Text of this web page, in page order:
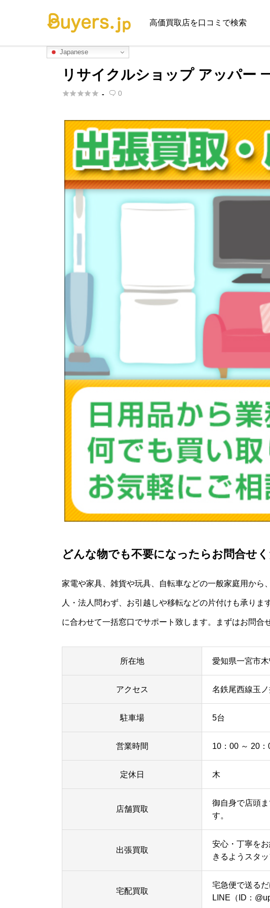
高価買取店を口コミで検索
Japanese
リサイクルショップ アッパー
 -  0
どんな物でも不要になったらお問合せ
家電や家具、雑貨や玩具、自転車などの一般家庭用か
人・法人問わず、お引越しや移転などの片付けも承り
に合わせて一括窓口でサポート致します。まずはお問合
所在地 愛知県一宮市
アクセス 名鉄尾西線玉
駐車場 5台
営業時間 10：00 ～ 20：
定休日 木
店舗買取
御自身で店頭
す。
出張買取
安心・丁寧を
きるようスタ
宅配買取
宅急便で送る
LINE（ID：